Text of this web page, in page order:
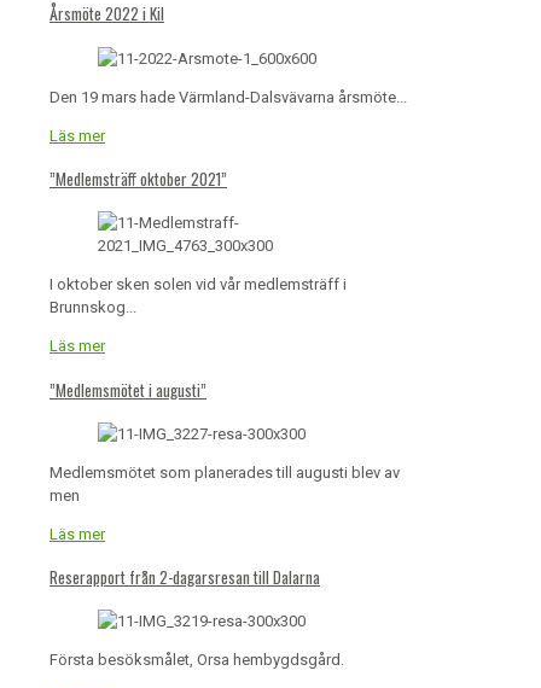
Årsmöte 2022 i Kil
Den 19 mars hade Värmland-Dalsvävarna årsmöte...
Läs mer
”Medlemsträff oktober 2021”
I oktober sken solen vid vår medlemsträff i
Brunnskog...
Läs mer
”Medlemsmötet i augusti”
Medlemsmötet som planerades till augusti blev av
men
Läs mer
Reserapport från 2-dagarsresan till Dalarna
Första besöksmålet, Orsa hembygdsgård.